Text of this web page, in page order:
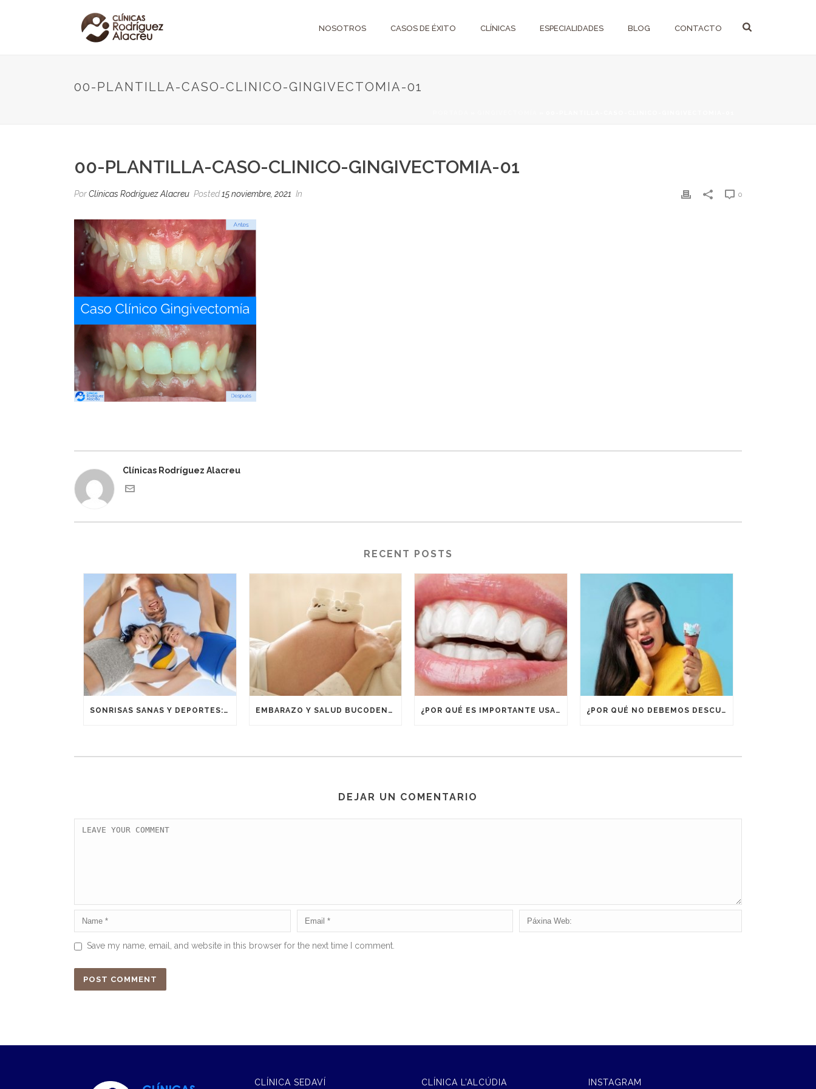
NOSOTROS CASOS DE ÉXITO CLÍNICAS ESPECIALIDADES BLOG CONTACTO
00-PLANTILLA-CASO-CLINICO-GINGIVECTOMIA-01
00-PLANTILLA-CASO-CLINICO-GINGIVECTOMIA-01
PorClínicas Rodríguez Alacreu Posted15 noviembre, 2021 In 0
Clínicas Rodríguez Alacreu
RECENT POSTS
SONRISAS SANAS Y DEPORTES: UNA ALIANZA GANADORA EMBARAZO Y SALUD BUCODENTAL ¿POR QUÉ ES IMPORTANTE USAR RETENEDORES DESPUÉS DE UN TRATAMIENTO DE ORTODONCIA? ¿POR QUÉ NO DEBEMOS DESCUIDAR LA BOCA EN VACACIONES?
DEJAR UN COMENTARIO
Save my name, email, and website in this browser for the next time I comment.
CLÍNICA SEDAVÍ CLÍNICA L’ALCÚDIA INSTAGRAM